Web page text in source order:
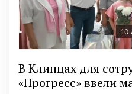
10
В Клинцах для
«Прогресс» ввели